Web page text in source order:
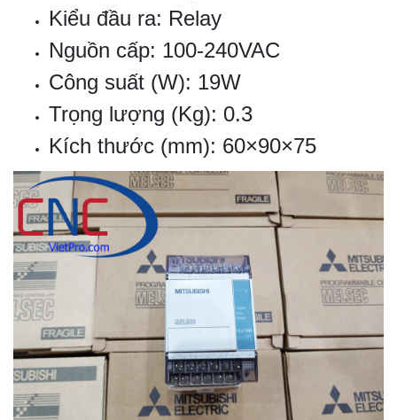
Kiểu đầu ra: Relay
Nguồn cấp: 100-240VAC
Công suất (W): 19W
Trọng lượng (Kg): 0.3
Kích thước (mm): 60×90×75